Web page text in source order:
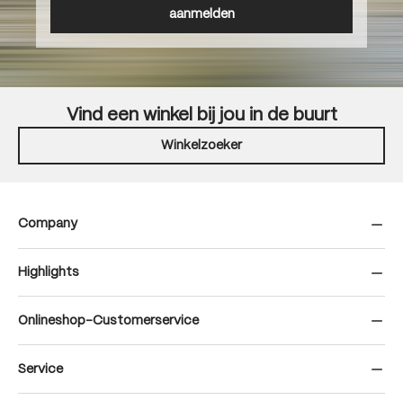
aanmelden
Vind een winkel bij jou in de buurt
Winkelzoeker
Company
Highlights
Onlineshop-Customerservice
Service